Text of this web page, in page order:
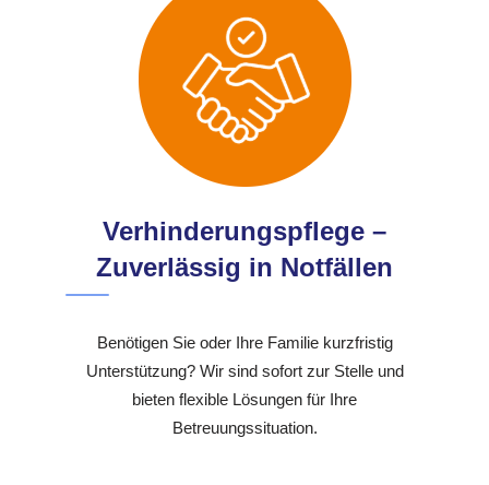
Verhinderungspflege –
Zuverlässig in Notfällen
Benötigen Sie oder Ihre Familie kurzfristig
Unterstützung? Wir sind sofort zur Stelle und
bieten flexible Lösungen für Ihre
Betreuungssituation.